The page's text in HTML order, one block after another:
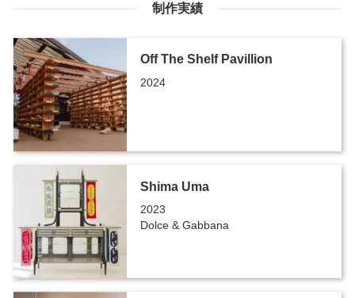
制作実績
Off The Shelf Pavillion
2024
Shima Uma
2023
Dolce & Gabbana